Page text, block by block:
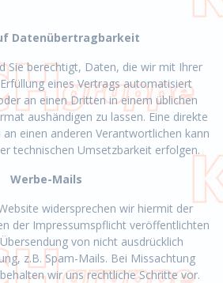
Datenübertragbarkeit
Sie berechtigt, Daten, die wir mit Ihrer
eines Vertrags automatisiert
an einen Dritten in einem üblichen
aushändigen zu lassen. Eine direkte
einen anderen Verantwortlichen kann
technischen Umsetzbarkeit erfolgen.
Werbe-Mails
widersprechen wir hiermit der
der Impressumspflicht veröffentlichten
von nicht ausdrücklich
z.B. Spam-Mails. Bei Missachtung
wir uns rechtliche Schritte vor.